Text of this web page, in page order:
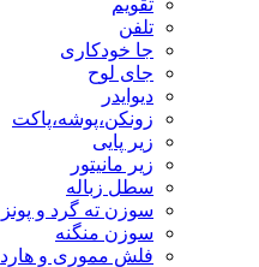
تقویم
تلفن
جا خودکاری
جای لوح
دیوایدر
زونکن،پوشه،پاکت
زیر پایی
زیر مانیتور
سطل زباله
سوزن ته گرد و پونز
سوزن منگنه
فلش مموری و هارد